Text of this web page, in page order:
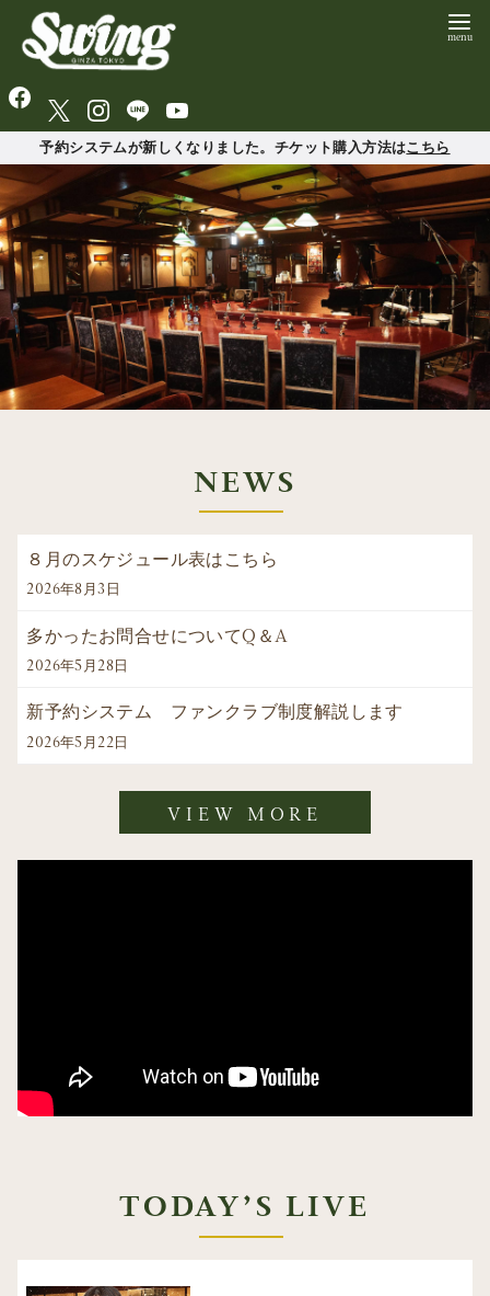
予約システムが新しくなりました。チケット購入方法はこちら
NEWS
８月のスケジュール表はこちら
2026年8月3日
多かったお問合せについてQ＆A
2026年5月28日
新予約システム ファンクラブ制度解説します
2026年5月22日
VIEW MORE
TODAY’S LIVE